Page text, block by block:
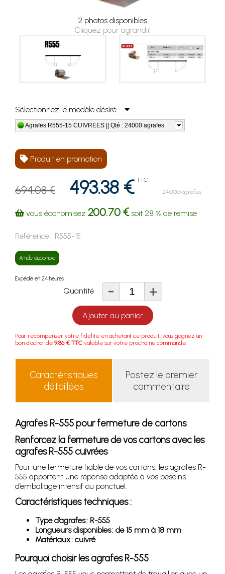
2 photos disponibles
Cliquez pour agrandir
Sélectionnez le modèle désiré
Agrafes R555-15 CUIVREES || Qté : 24000 agrafes
Produit en promotion
694.08 € 493.38 € TTC
24000 agrafes
vous économisez 200.70 €soit 28 % de remise
Référence : R555-15
Article disponible
Expédié en 24 heures
Quantité - +
Ajouter au panier
Pour récompenser votre fidélité en achetant ce produit, vous gagnez un
bon d'achat de 9.86 € TTC valable sur votre prochaine commande.
Caractéristiques
détaillées
Postez le premier
commentaire
Agrafes R-555 pour fermeture de cartons
Renforcez la fermeture de vos cartons avec les
agrafes R-555 cuivrées
Pour une fermeture fiable de vos cartons, les agrafes R-
555 apportent une réponse adaptée à vos besoins
d’emballage intensif ou ponctuel.
Caractéristiques techniques :
Type d’agrafes : R-555
Longueurs disponibles : de 15 mm à 18 mm
Matériaux : cuivré
Pourquoi choisir les agrafes R-555